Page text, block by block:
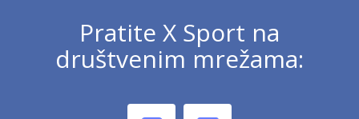
Pratite X Sport na
društvenim mrežama: